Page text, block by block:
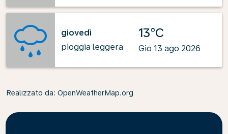
giovedì
pioggia leggera
13°C
Gio 13 ago 2026
Realizzato da: OpenWeatherMap.org